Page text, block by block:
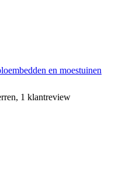
en moestuinen
1 klantreview